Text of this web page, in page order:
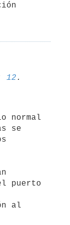
12
se
puerto